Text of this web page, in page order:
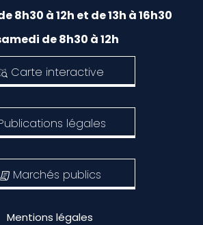
8h30 à 12h et de 13h à 16h30
de 8h30 à 12h
Carte interactive
légales
Marchés publics
Mentions légales